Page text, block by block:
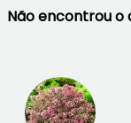
Não encontrou o